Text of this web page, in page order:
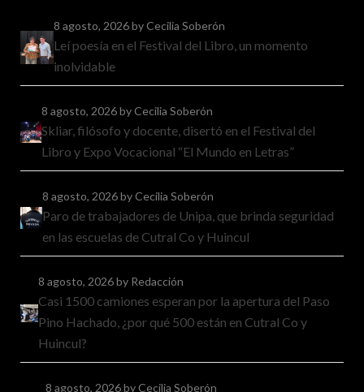
8 agosto, 2026by Cecilia Soberón
Leí poesía en el Festival del Libro, un momento
inolvidable
8 agosto, 2026by Cecilia Soberón
Skliar, filósofo y docente, disertó en el Festival del
Libro y Expo Vocacional “El Mundo en Letras”
8 agosto, 2026by Cecilia Soberón
Paro de trabajadores de Unipa, que brinda seguridad
en las escuelas de Cutral Co y Huincul
8 agosto, 2026by Redacción
Casi 1500 camiones esperan por la apertura del Paso
Pino Hachado, ¿por qué 500 están en Cutral Co y
Huincul?
8 agosto, 2026by Cecilia Soberón